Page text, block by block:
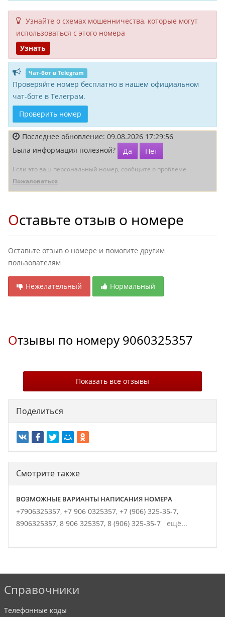
Узнайте о схемах мошенни­чества, кото­рые могут
исполь­зоваться с этого номера
Узнать
Чат-бот в Telegram
Проверяйте номер бесплатно в нашем официальном
чат-боте в Телеграм.
Проверить номер
Последнее обновление: 09.08.2026 17:29:56
Была информация полезной?
Да Нет
Если это ваш персональный номер, сообщите о проблеме
Пожаловаться
Оставьте отзыв о номере
Оставьте отзыв о номере и помогите другим
пользователям
Нежелательный Нормальный
Отзывы по номеру 9060325357
Показать все отзывы
Поделиться
Смотрите также
ВОЗМОЖНЫЕ ВАРИАНТЫ НАПИСАНИЯ НОМЕРА
+7906325357, +7 906 0325357, +7 (906) 325-35-7,
8906325357, 8 906 325357, 8 (906) 325-35-7 ещё...
Справочники
Телефонные коды